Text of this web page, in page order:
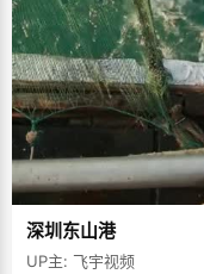
深圳东山港
UP主: 飞宇视频